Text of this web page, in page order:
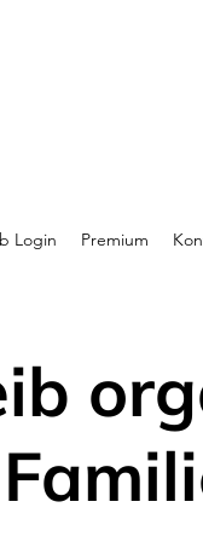
Login Premium